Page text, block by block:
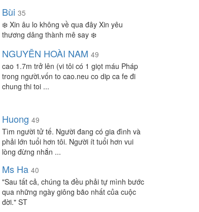
Chat
🎀 -Chat
-Chat
-Chat
- Chat
-Chat
-Chat
Bùi 35
❄️ Xin âu lo không về qua đây Xin yêu
thương dâng thành mê say ❄️
NGUYỄN HOÀI NAM 49
cao 1.7m trở lên (vi tôi có 1 giọt máu Pháp
trong người.vốn to cao.neu co dip ca fe đi
chung thi toi ...
Huong 49
Tìm người tử tế. Người đang có gia đình và
phải lớn tuổi hơn tôi. Người ít tuổi hơn vui
lòng đừng nhắn ...
Ms Ha 40
"Sau tất cả, chúng ta đều phải tự mình bước
qua những ngày giông bão nhất của cuộc
đời." ST